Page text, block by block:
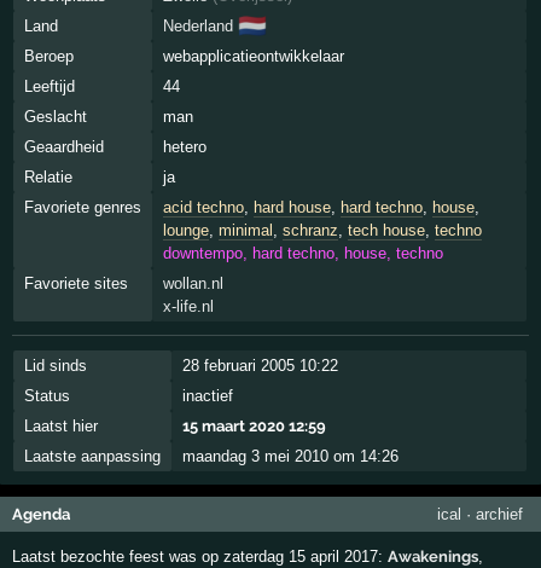
Land
Nederland 🇳🇱
Beroep
webapplicatieontwikkelaar
Leeftijd
44
Geslacht
man
Geaardheid
hetero
Relatie
ja
Favoriete genres
acid techno, hard house, hard techno, house,
lounge, minimal , schranz, tech house, techno
downtempo, hard techno, house, techno
Favoriete sites
wollan.nl
x-life.nl
Lid sinds
28 februari 2005 10:22
Status
inactief
Laatst hier
15 maart 2020 12:59
Laatste aanpassing
maandag 3 mei 2010 om 14:26
Agenda ical · archief
Laatst bezochte feest was op zaterdag 15 april 2017:Awakenings